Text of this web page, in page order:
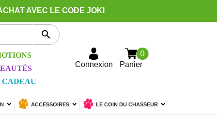
AVEC LE CODE JOKI

CADEAU
Connexion Panier
0
ACCESSOIRES LE COIN DU CHASSEUR